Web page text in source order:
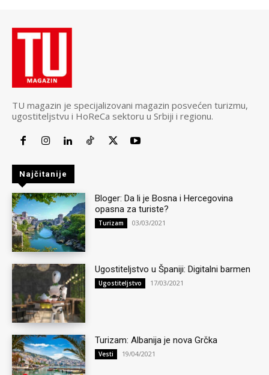
TU magazin je specijalizovani magazin posvećen turizmu,
ugostiteljstvu i HoReCa sektoru u Srbiji i regionu.
Najčitanije
Bloger: Da li je Bosna i Hercegovina
opasna za turiste?
Turizam 03/03/2021
Ugostiteljstvo u Španiji: Digitalni barmen
Ugostiteljstvo 17/03/2021
Turizam: Albanija je nova Grčka
Vesti 19/04/2021